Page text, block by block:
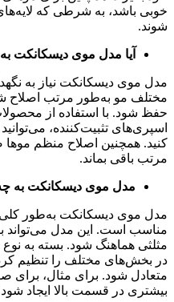
خوبی باشد، به شرطی که
شوند.
آیا مدل موی دیسکانکت
مدل موی دیسکانکت نیاز به
مختلف مو به‌طور مرتب اصلاح
حفظ شود. با استفاده از
اسپری‌های تثبیت‌کننده،
کنید. همچنین اصلاح منظم
مرتب باقی بماند.
مدل موی دیسکانکت به
مدل موی دیسکانکت به‌طور
مناسب است. این مدل می‌تواند
مثلثی هماهنگ شود. بسته به
در بخش‌های مختلف را تنظیم
متعادل شود. برای مثال،
بیشتری در قسمت بالا ایجاد